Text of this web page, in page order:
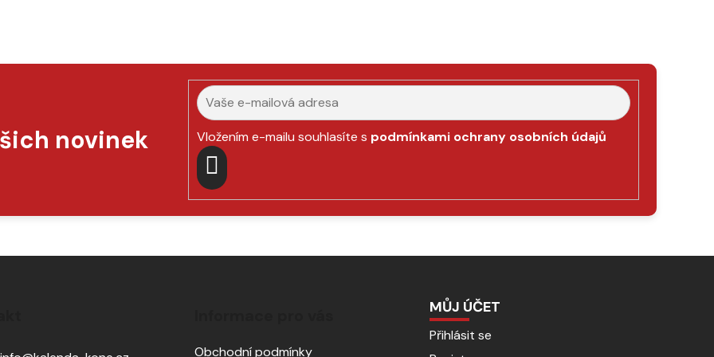
novinek Vložením e-mailu souhlasíte s podmínkami ochrany osobních údajů
PŘIHLÁSIT
SE
Obchodní podmínky
MŮJ ÚČET
Přihlásit se